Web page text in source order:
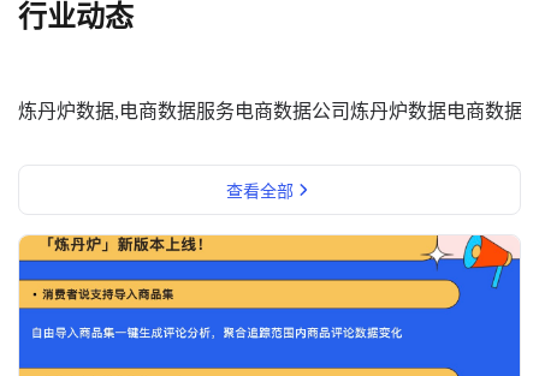
行业动态
炼丹炉数据,电商数据服务电商数据公司炼丹炉数据电商数据
查看全部